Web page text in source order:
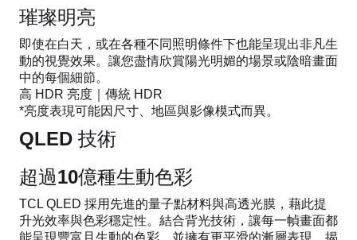
璀璨明亮
即使在白天，或在各種不同照明條件下也能呈現出非凡生
動的視覺效果。讓您盡情欣賞陽光明媚的場景或陰暗畫面
中的每個細節。
高 HDR 亮度｜傳統 HDR
*亮度表現可能因尺寸、地區與影像模式而異。
QLED 技術
超過10億種生動色彩
TCL QLED 採用先進的量子點材料與高透光膜，藉此提
升光效率與色彩穩定性。結合背光技術，讓每一幀畫面都
能呈現豐富且生動的色彩，並擁有更平滑的漸層表現，揭